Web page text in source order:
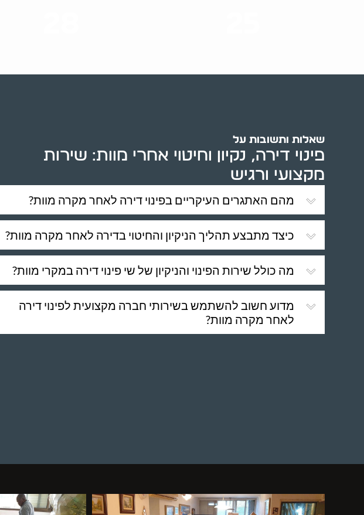
שאלות ותשובות על
פינוי דירה, נקיון וחיטוי אחרי מוות: שירות
מקצועי ורגיש
מהם האתגרים העיקריים בפינוי דירה לאחר מקרה מוות?
כיצד מתבצע תהליך הניקיון והחיטוי בדירה לאחר מקרה מוות?
מה כולל שירות הפינוי והניקיון של שי פינוי דירה במקרי מוות?
מדוע חשוב להשתמש בשירותי חברה מקצועית לפינוי דירה
לאחר מקרה מוות?